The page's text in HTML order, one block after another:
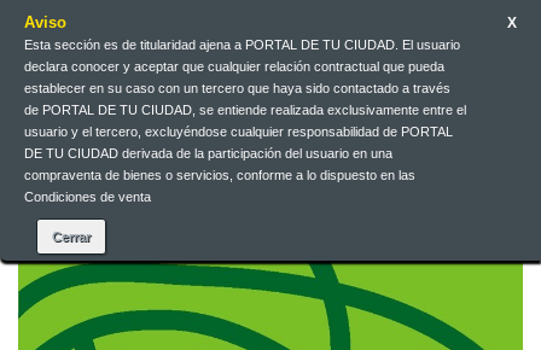
Aviso
Esta sección es de titularidad ajena a PORTAL DE TU CIUDAD. El usuario
declara conocer y aceptar que cualquier relación contractual que pueda
establecer en su caso con un tercero que haya sido contactado a través
de PORTAL DE TU CIUDAD, se entiende realizada exclusivamente entre el
usuario y el tercero, excluyéndose cualquier responsabilidad de PORTAL
DE TU CIUDAD derivada de la participación del usuario en una
compraventa de bienes o servicios, conforme a lo dispuesto en las
Condiciones de venta
X
Iniciar sesión
EUR
Español
Contacte con nosotros